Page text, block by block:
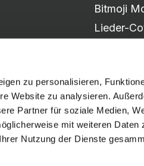
zu personalisieren,
Website zu analysieren.
Partner für soziale Medien,
mit weiteren Daten
Nutzung der Dienste
Bitmoji
Lieder-
Social